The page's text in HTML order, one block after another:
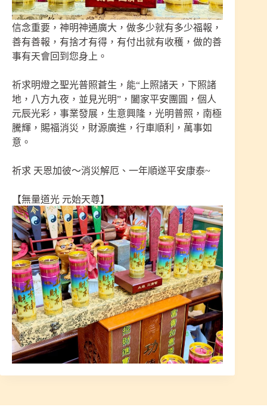
信念重要，神明神通廣大，做多少就有多少福報，
善有善報，有捨才有得，有付出就有收穫，做的善
事有天會回到您身上。
祈求明燈之聖光普照蒼生，能“上照諸天，下照諸
地，八方九夜，並見光明”，闔家平安團圓，個人
元辰光彩，事業發展，生意興隆，光明普照，南極
騰輝，賜福消災，財源廣進，行車順利，萬事如
意。
祈求 天恩加彼～消災解厄、一年順遂平安康泰~
【無量道光 元始天尊】